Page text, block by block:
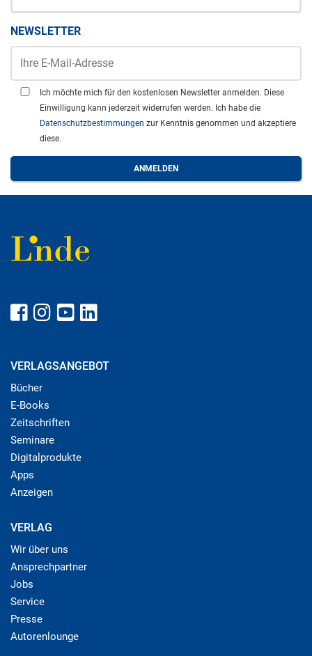
NEWSLETTER
Ich möchte mich für den kostenlosen Newsletter anmelden. Diese
Einwilligung kann jederzeit widerrufen werden. Ich habe die
Datenschutzbestimmungen zur Kenntnis genommen und akzeptiere
diese.
VERLAGSANGEBOT
Bücher
E-Books
Zeitschriften
Seminare
Digitalprodukte
Apps
Anzeigen
VERLAG
Wir über uns
Ansprechpartner
Jobs
Service
Presse
Autorenlounge